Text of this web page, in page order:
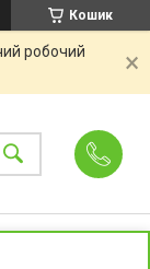
Кошик
робочий